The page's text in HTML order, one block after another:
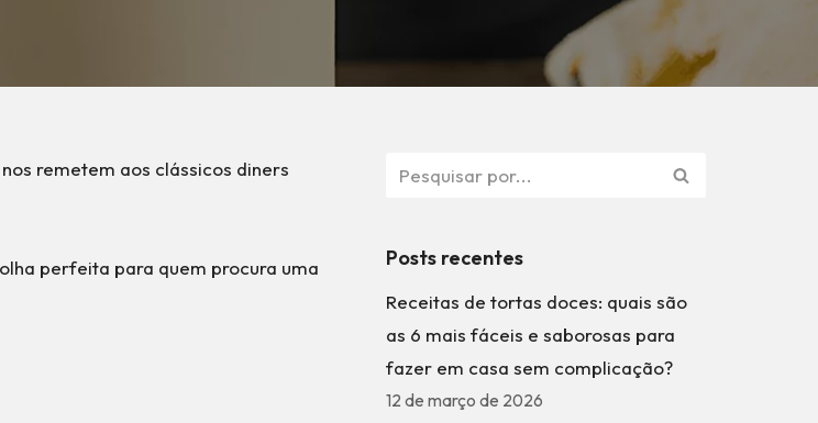
remetem aos clássicos diners
perfeita para quem procura uma
Posts recentes
Receitas de tortas doces: quais são
as 6 mais fáceis e saborosas para
fazer em casa sem complicação?
12 de março de 2026